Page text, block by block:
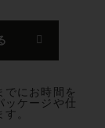
でにお時間を
ケージや仕
。